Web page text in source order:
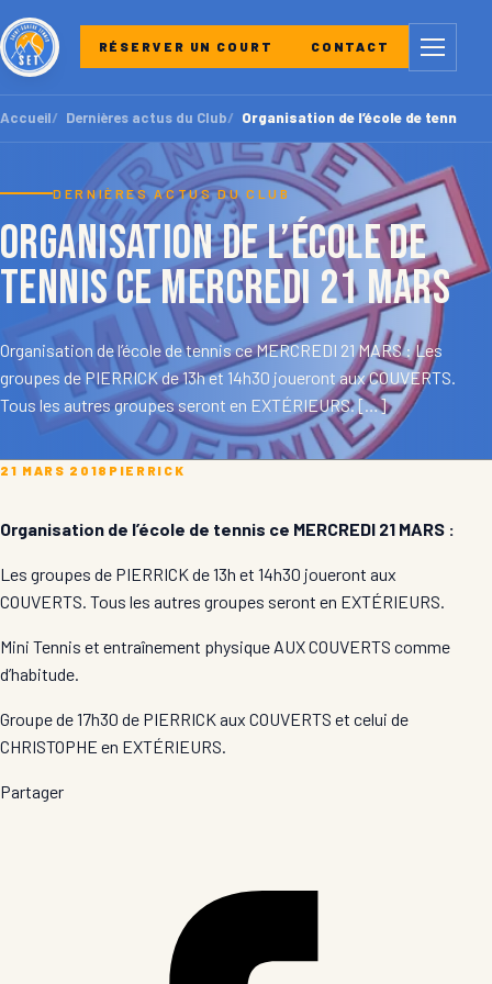
RÉSERVER UN COURT CONTACT Menu
Accueil Dernières actus du Club Organisation de l’école de tennis ce
DERNIÈRES ACTUS DU CLUB
Organisation de l’école de
tennis ce MERCREDI 21 MARS
Organisation de l’école de tennis ce MERCREDI 21 MARS : Les
groupes de PIERRICK de 13h et 14h30 joueront aux COUVERTS.
Tous les autres groupes seront en EXTÉRIEURS. […]
21 MARS 2018 PIERRICK
Organisation de l’école de tennis ce MERCREDI 21 MARS :
Les groupes de PIERRICK de 13h et 14h30 joueront aux
COUVERTS. Tous les autres groupes seront en EXTÉRIEURS.
Mini Tennis et entraînement physique AUX COUVERTS comme
d’habitude.
Groupe de 17h30 de PIERRICK aux COUVERTS et celui de
CHRISTOPHE en EXTÉRIEURS.
Partager